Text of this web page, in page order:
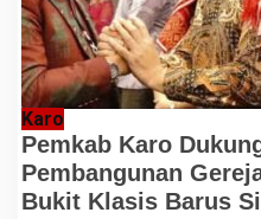
Karo
Pemkab Karo
Pembangunan
Bukit Klasis Barus